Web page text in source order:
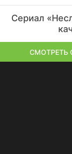
Сериал
СМОТРЕТЬ